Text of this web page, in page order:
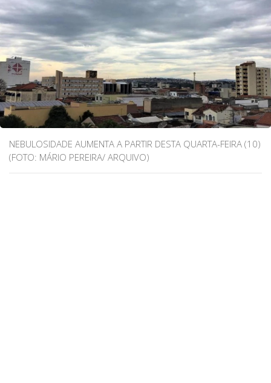
NEBULOSIDADE AUMENTA A PARTIR DESTA QUARTA-FEIRA (10)
(FOTO: MÁRIO PEREIRA/ ARQUIVO)